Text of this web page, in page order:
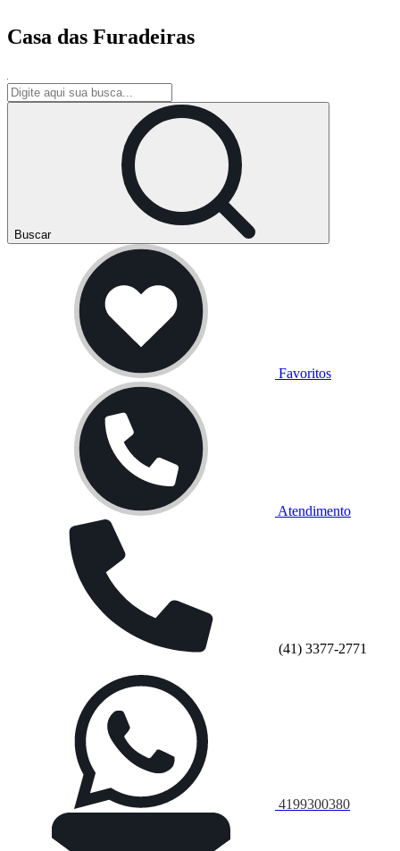
Casa das Furadeiras
Buscar
Favoritos
Atendimento
(41) 3377-2771
4199300380